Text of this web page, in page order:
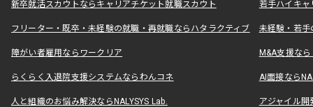
新卒就活スカウトならキャリアチケット就職スカウト 若手ハイキ
フリーター・既卒・未経験の就職・再就職ならハタラクティブ 未経験・若手
障がい者雇用ならワークリア M&A支援な
らくらく入退院支援システムならわんコネ AI面接なら
人と組織のお悩み解決ならNALYSYS Lab. アジャイル